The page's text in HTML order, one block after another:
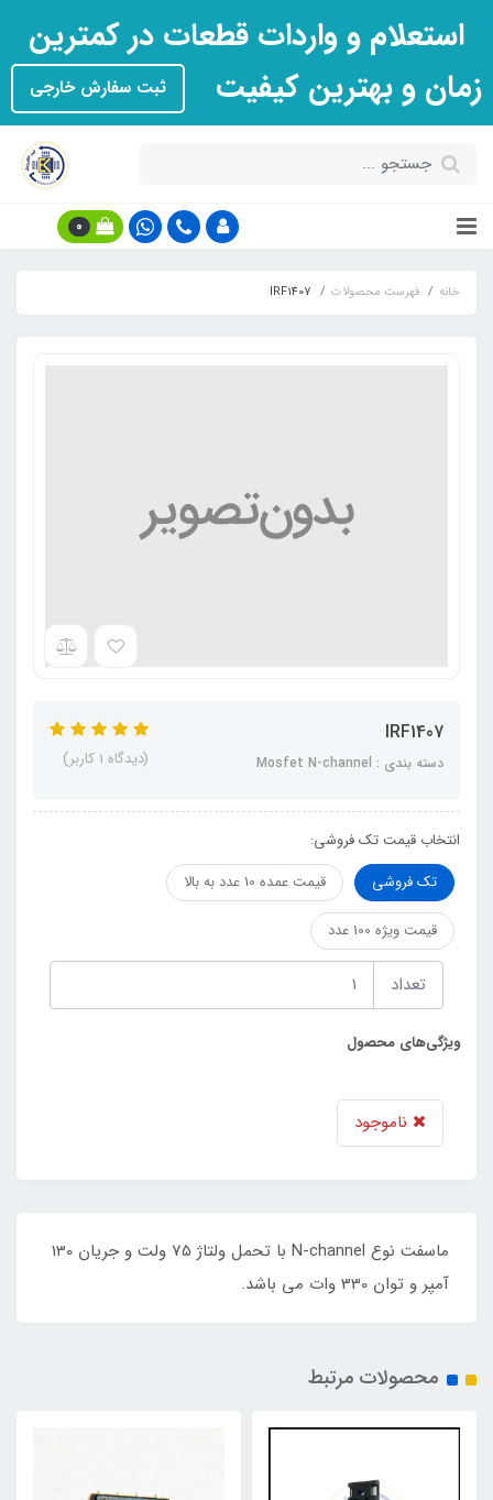
استعلام و واردات قطعات در کمترین
زمان و بهترین کیفیت
ثبت سفارش خارجی
0
خانه فهرست محصولات IRF1407
IRF1407
دسته بندی : Mosfet N-channel (دیدگاه 1 کاربر)
انتخاب قیمت تک فروشی:
تک فروشی
قیمت عمده 10 عدد به بالا
قیمت ویژه 100 عدد
تعداد
ویژگی‌های محصول
ناموجود
ماسفت نوع N-channel با تحمل ولتاژ 75 ولت و جریان 130
آمپر و توان 330 وات می باشد.
محصولات مرتبط